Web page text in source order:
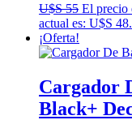
U$S55 El precio
actual es: U$S 48.
¡Oferta!
Cargador
Black+